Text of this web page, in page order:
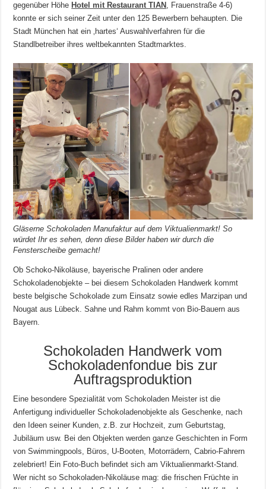
gegenüber Höhe Hotel mit Restaurant TIAN , Frauenstraße 4-6)
konnte er sich seiner Zeit unter den 125 Bewerbern behaupten. Die
Stadt München hat ein ‚hartes‘ Auswahlverfahren für die
Standlbetreiber ihres weltbekannten Stadtmarktes.
Gläserne Schokoladen Manufaktur auf dem Viktualienmarkt! So
würdet Ihr es sehen, denn diese Bilder haben wir durch die
Fensterscheibe gemacht!
Ob Schoko-Nikoläuse, bayerische Pralinen oder andere
Schokoladenobjekte – bei diesem Schokoladen Handwerk kommt
beste belgische Schokolade zum Einsatz sowie edles Marzipan und
Nougat aus Lübeck. Sahne und Rahm kommt von Bio-Bauern aus
Bayern.
Schokoladen Handwerk vom
Schokoladenfondue bis zur
Auftragsproduktion
Eine besondere Spezialität vom Schokoladen Meister ist die
Anfertigung individueller Schokoladenobjekte als Geschenke, nach
den Ideen seiner Kunden, z.B. zur Hochzeit, zum Geburtstag,
Jubiläum usw. Bei den Objekten werden ganze Geschichten in Form
von Swimmingpools, Büros, U-Booten, Motorrädern, Cabrio-Fahrern
zelebriert! Ein Foto-Buch befindet sich am Viktualienmarkt-Stand.
Wer nicht so Schokoladen-Nikoläuse mag: die frischen Früchte in